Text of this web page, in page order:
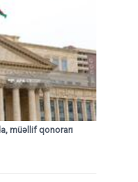
müəllif qonorarı